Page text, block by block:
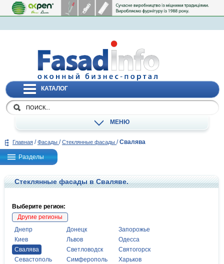
КАТАЛОГ
МЕНЮ
Главная / Фасады / Стеклянные фасады / Свалява
Разделы
Стеклянные фасады в Сваляве.
Выберите регион:
Другие регионы
Днепр
Донецк
Запорожье
Киев
Львов
Одесса
Свалява
Светловодск
Святогорск
Севастополь
Симферополь Харьков